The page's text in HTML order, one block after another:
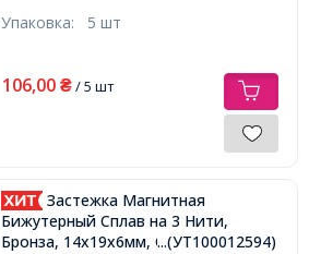
Упаковка: 5 шт
106,00 ₴/ 5 шт
Застежка Магнитная
Бижутерный Сплав на 3 Нити,
Бронза, 14х19х6мм, Отверстие 2мм,
...(УТ100012594)